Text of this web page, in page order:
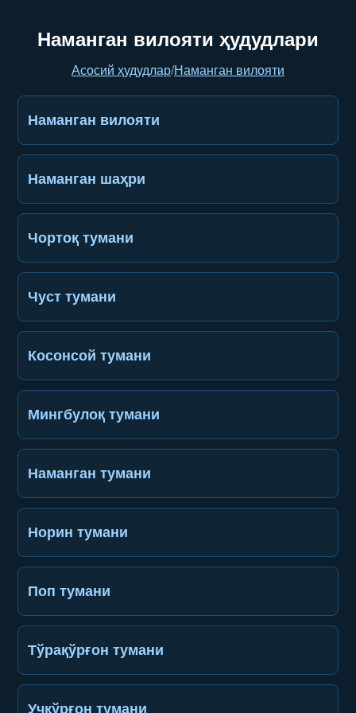
Наманган вилояти ҳудудлари
Асосий ҳудудлар/Наманган вилояти
Наманган вилояти
Наманган шаҳри
Чортоқ тумани
Чуст тумани
Косонсой тумани
Мингбулоқ тумани
Наманган тумани
Норин тумани
Поп тумани
Тўрақўрғон тумани
Учқўрғон тумани